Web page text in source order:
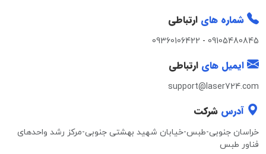
شماره های ارتباطی
09105480845
-
09360106422
ایمیل های ارتباطی
support@laser724.com
آدرس شرکت
خراسان جنوبی-طبس-خیابان شهید بهشتی جنوبی-مرکز رشد واحدهای
فناور طبس